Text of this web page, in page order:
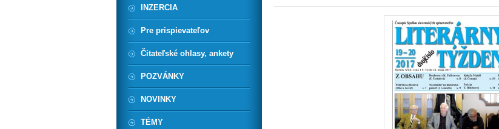
INZERCIA
Pre prispievateľov
Čitateľské ohlasy, ankety
POZVÁNKY
NOVINKY
TÉMY